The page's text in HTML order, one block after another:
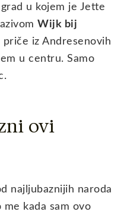
u kojem je Jette
Wijk bij
iz Andresenovih
u centru. Samo
ovi
najljubaznijih naroda
me kada sam ovo